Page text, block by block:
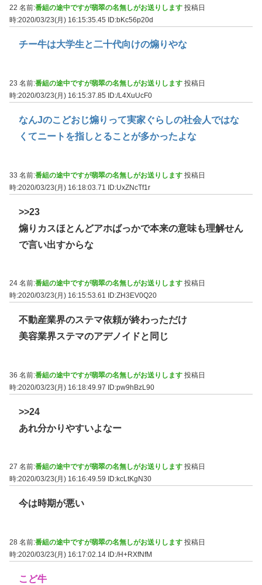
22 名前:番組の途中ですが翡翠の名無しがお送りします 投稿日
時:2020/03/23(月) 16:15:35.45
ID:bKc56p20d
チー牛は大学生と二十代向けの煽りやな
23 名前:番組の途中ですが翡翠の名無しがお送りします 投稿日
時:2020/03/23(月) 16:15:37.85
ID:/L4XuUcF0
なんJのこどおじ煽りって実家ぐらしの社会人ではな
くてニートを指しとることが多かったよな
33 名前:番組の途中ですが翡翠の名無しがお送りします 投稿日
時:2020/03/23(月) 16:18:03.71 ID:UxZNcTf1r
>>23
煽りカスほとんどアホばっかで本来の意味も理解せん
で言い出すからな
24 名前:番組の途中ですが翡翠の名無しがお送りします 投稿日
時:2020/03/23(月) 16:15:53.61
ID:ZH3EV0Q20
不動産業界のステマ依頼が終わっただけ
美容業界ステマのアデノイドと同じ
36 名前:番組の途中ですが翡翠の名無しがお送りします 投稿日
時:2020/03/23(月) 16:18:49.97 ID:pw9hBzL90
>>24
あれ分かりやすいよなー
27 名前:番組の途中ですが翡翠の名無しがお送りします 投稿日
時:2020/03/23(月) 16:16:49.59
ID:kcLtKgN30
今は時期が悪い
28 名前:番組の途中ですが翡翠の名無しがお送りします 投稿日
時:2020/03/23(月) 16:17:02.14 ID:/H+RXfNfM
こど牛